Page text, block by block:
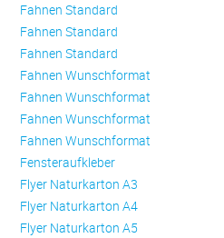
Fahnen Standard
Fahnen Standard
Fahnen Standard
Fahnen Wunschformat
Fahnen Wunschformat
Fahnen Wunschformat
Fahnen Wunschformat
Fensteraufkleber
Flyer Naturkarton A3
Flyer Naturkarton A4
Flyer Naturkarton A5